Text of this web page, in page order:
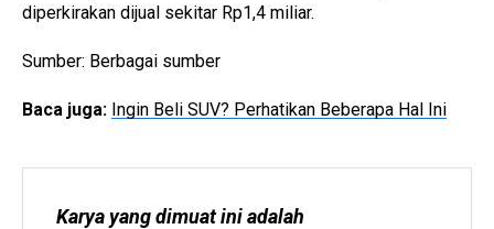
diperkirakan dijual sekitar Rp1,4 miliar.
Sumber: Berbagai sumber
Baca juga: Ingin Beli SUV? Perhatikan Beberapa Hal Ini
Karya yang dimuat ini adalah